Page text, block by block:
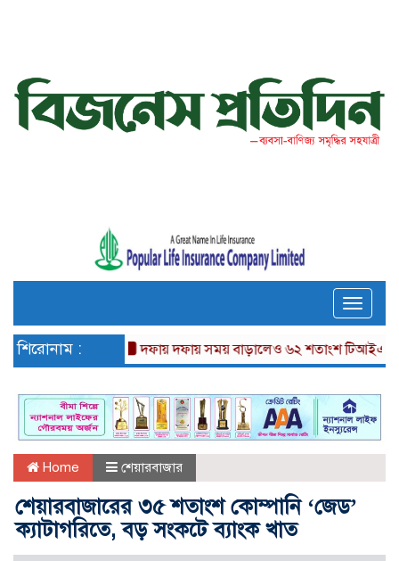
Toggle
শিরোনাম : দফায় দফায় সময় বাড়ালেও ৬২ শতাংশ টিআইএনধারী
Home শেয়ারবাজার
শেয়ারবাজারের ৩৫ শতাংশ কোম্পানি ‘জেড’
ক্যাটাগরিতে, বড় সংকটে ব্যাংক খাত